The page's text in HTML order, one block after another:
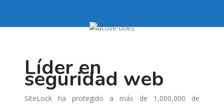
Líder en
seguridad web
SiteLock ha protegido a más de 1,000,000 de